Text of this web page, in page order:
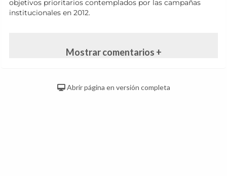
objetivos prioritarios contemplados por las campañas
institucionales en 2012.
Mostrar comentarios +
Abrir página en versión completa